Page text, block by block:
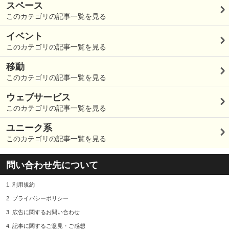
スペース
このカテゴリの記事一覧を見る
イベント
このカテゴリの記事一覧を見る
移動
このカテゴリの記事一覧を見る
ウェブサービス
このカテゴリの記事一覧を見る
ユニーク系
このカテゴリの記事一覧を見る
問い合わせ先について
1. 利用規約
2. プライバシーポリシー
3. 広告に関するお問い合わせ
4. 記事に関するご意見・ご感想